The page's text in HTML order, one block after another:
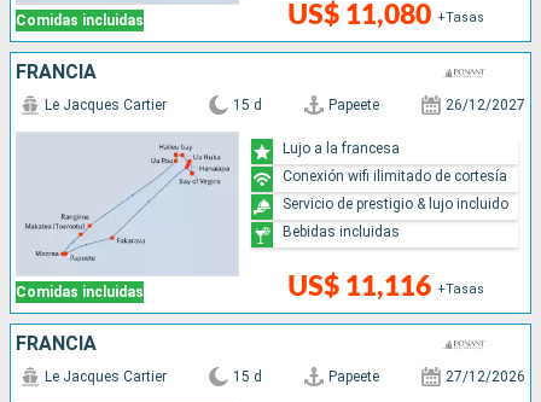
Comidas incluidas US$ 11,080 +Tasas
FRANCIA
Comidas incluidas
Le Jacques Cartier 15 d Papeete 26/12/2027
US$ 11,116 +Tasas
Lujo a la francesa
Conexión wifi ilimitado de cortesía
Servicio de prestigio & lujo incluido
Bebidas incluidas
FRANCIA
Le Jacques Cartier 15 d Papeete 27/12/2026